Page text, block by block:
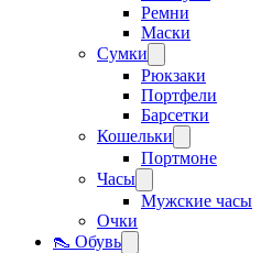
Ремни
Маски
Сумки
Рюкзаки
Портфели
Барсетки
Кошельки
Портмоне
Часы
Мужские часы
Очки
👠 Обувь